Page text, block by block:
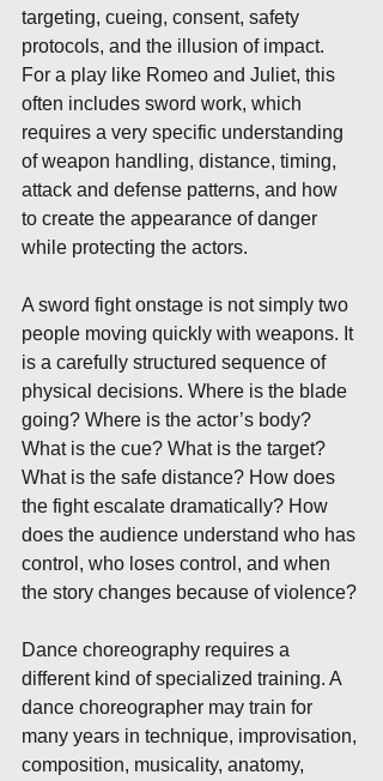
targeting, cueing, consent, safety
protocols, and the illusion of impact.
For a play like Romeo and Juliet, this
often includes sword work, which
requires a very specific understanding
of weapon handling, distance, timing,
attack and defense patterns, and how
to create the appearance of danger
while protecting the actors.
A sword fight onstage is not simply two
people moving quickly with weapons. It
is a carefully structured sequence of
physical decisions. Where is the blade
going? Where is the actor’s body?
What is the cue? What is the target?
What is the safe distance? How does
the fight escalate dramatically? How
does the audience understand who has
control, who loses control, and when
the story changes because of violence?
Dance choreography requires a
different kind of specialized training. A
dance choreographer may train for
many years in technique, improvisation,
composition, musicality, anatomy,